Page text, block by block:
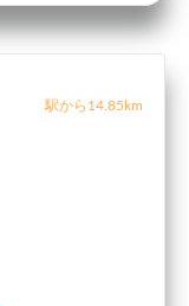
駅から14.85km